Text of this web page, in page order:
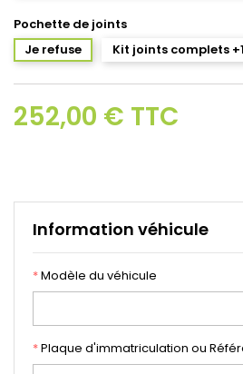
Pochette de joints
Je refuse
Kit joints complets
252,00 € TTC
Information véhicule
*Modèle du véhicule
*Plaque d'immatriculation ou